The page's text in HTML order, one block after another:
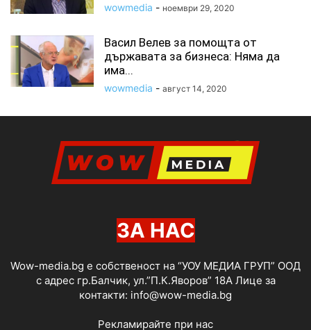
wowmedia - ноември 29, 2020
Васил Велев за помощта от
държавата за бизнеса: Няма да
има...
wowmedia - август 14, 2020
ЗА НАС
Wow-media.bg е собственост на “УОУ МЕДИА ГРУП” ООД
с адрес гр.Балчик, ул.”П.К.Яворов” 18А Лице за
контакти: info@wow-media.bg
Рекламирайте при нас